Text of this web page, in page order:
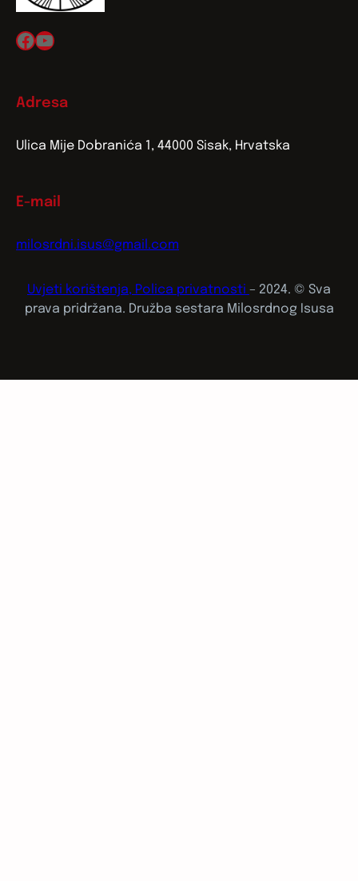
Facebook
YouTube
Adresa
Ulica Mije Dobranića 1, 44000 Sisak, Hrvatska
E-mail
milosrdni.isus@gmail.com
Uvjeti korištenja, Polica privatnosti – 2024. © Sva
prava pridržana. Družba sestara Milosrdnog Isusa